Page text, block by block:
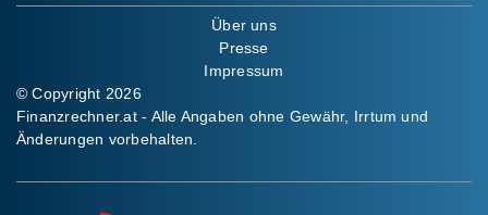
Über uns
Presse
Impressum
© Copyright 2026
Finanzrechner.at - Alle Angaben ohne Gewähr, Irrtum und
Änderungen vorbehalten.